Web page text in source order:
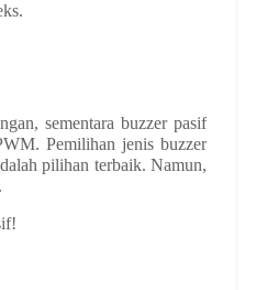
sementara buzzer pasif
Pemilihan jenis buzzer
pilihan terbaik. Namun,